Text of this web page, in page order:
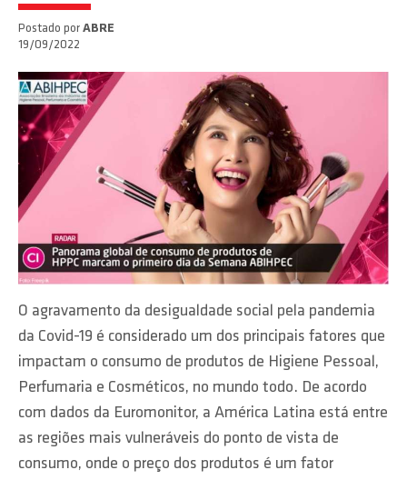
Postado por ABRE
19/09/2022
O agravamento da desigualdade social pela pandemia
da Covid-19 é considerado um dos principais fatores que
impactam o consumo de produtos de Higiene Pessoal,
Perfumaria e Cosméticos, no mundo todo. De acordo
com dados da Euromonitor, a América Latina está entre
as regiões mais vulneráveis do ponto de vista de
consumo, onde o preço dos produtos é um fator